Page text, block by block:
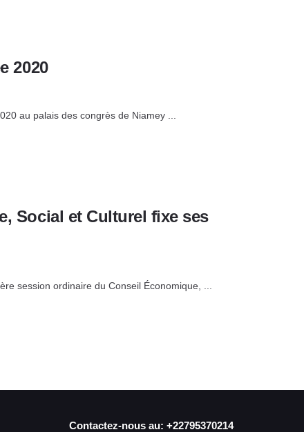
2020
au palais des congrès de Niamey ...
Social et Culturel fixe ses
session ordinaire du Conseil Économique, ...
Contactez-nous au: +22795370214